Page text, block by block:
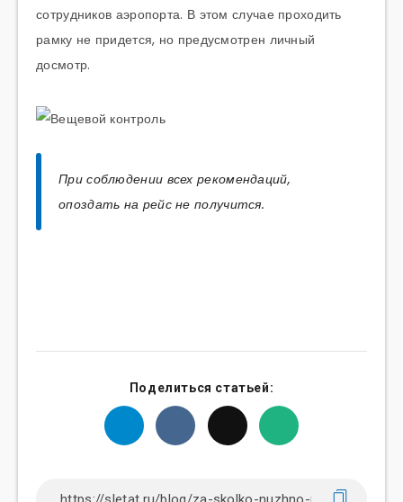
сотрудников аэропорта. В этом случае проходить
рамку не придется, но предусмотрен личный
досмотр.
При соблюдении всех рекомендаций,
опоздать на рейс не получится.
Поделиться статьей: